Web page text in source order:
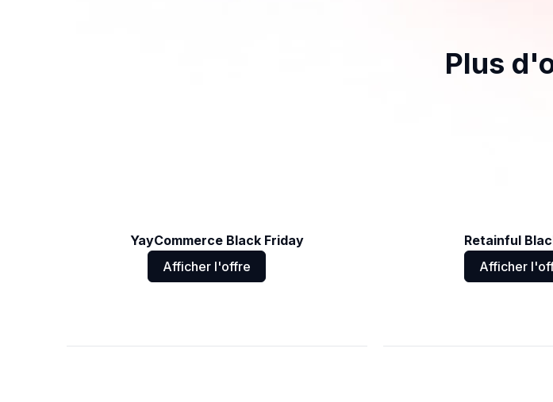
Plus
YayCommerce Black Friday
Afficher l'offre
Retainful
Afficher